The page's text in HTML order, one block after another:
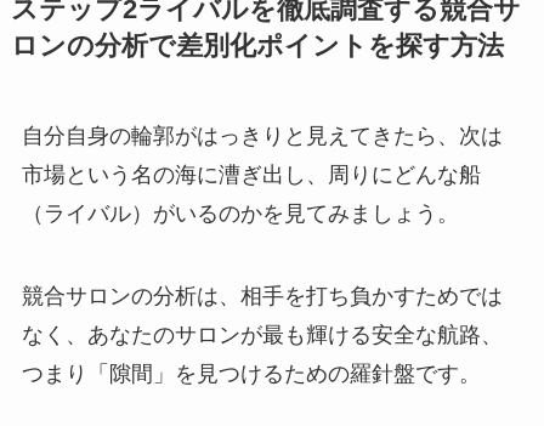
ステップ2ライバルを徹底調査する競合サ
ロンの分析で差別化ポイントを探す方法
自分自身の輪郭がはっきりと見えてきたら、次は
市場という名の海に漕ぎ出し、周りにどんな船
（ライバル）がいるのかを見てみましょう。
競合サロンの分析は、相手を打ち負かすためでは
なく、あなたのサロンが最も輝ける安全な航路、
つまり「隙間」を見つけるための羅針盤です。